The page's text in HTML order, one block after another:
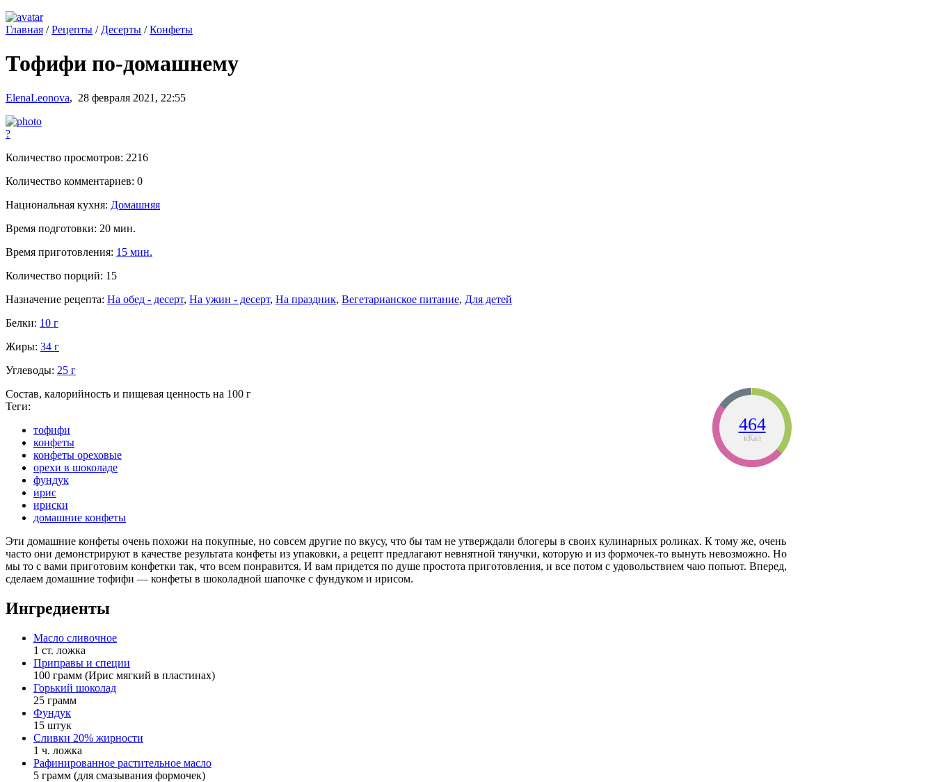
Главная /Рецепты / Десерты /Конфеты
Тофифи по-домашнему
ElenaLeonova, 28 февраля 2021, 22:55
?
Количество просмотров: 2216
Количество комментариев: 0
Национальная кухня: Домашняя
Время подготовки: 20 мин.
Время приготовления: 15 мин.
Количество порций: 15
Назначение рецепта: На обед - десерт, На ужин - десерт, На праздник, Вегетарианское питание, Для детей
Белки: 10 г
Жиры: 34 г
Углеводы: 25 г
464
кКал
Состав, калорийность и пищевая ценность на 100 г
Теги:
тофифи
конфеты
конфеты ореховые
орехи в шоколаде
фундук
ирис
ириски
домашние конфеты
Эти домашние конфеты очень похожи на покупные, но совсем другие по вкусу, что бы там не утверждали блогеры в своих кулинарных роликах. К тому же, очень
часто они демонстрируют в качестве результата конфеты из упаковки, а рецепт предлагают невнятной тянучки, которую и из формочек-то вынуть невозможно. Но
мы то с вами приготовим конфетки так, что всем понравится. И вам придется по душе простота приготовления, и все потом с удовольствием чаю попьют. Вперед,
сделаем домашние тофифи — конфеты в шоколадной шапочке с фундуком и ирисом.
Ингредиенты
Масло сливочное
1 ст. ложка
Приправы и специи
100 грамм (Ирис мягкий в пластинах)
Горький шоколад
25 грамм
Фундук
15 штук
Сливки 20% жирности
1 ч. ложка
Рафинированное растительное масло
5 грамм (для смазывания формочек)